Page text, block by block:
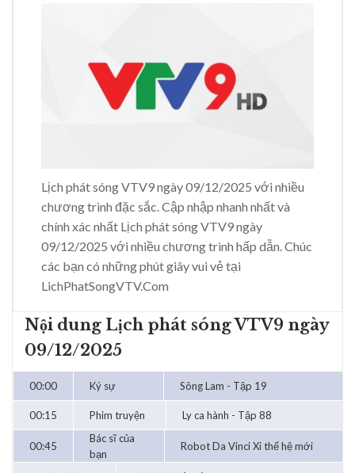
Lịch phát sóng VTV9 ngày 09/12/2025 với nhiều
chương trình đặc sắc. Cập nhập nhanh nhất và
chính xác nhất Lịch phát sóng VTV9 ngày
09/12/2025 với nhiều chương trình hấp dẫn. Chúc
các bạn có những phút giây vui vẻ tại
LichPhatSongVTV.Com
Nội dung Lịch phát sóng VTV9 ngày
09/12/2025
00:00 Ký sự Sông Lam - Tập 19
00:15 Phim truyện Ly ca hành - Tập 88
00:45
Bác sĩ của
bạn
Robot Da Vinci Xi thế hệ mới